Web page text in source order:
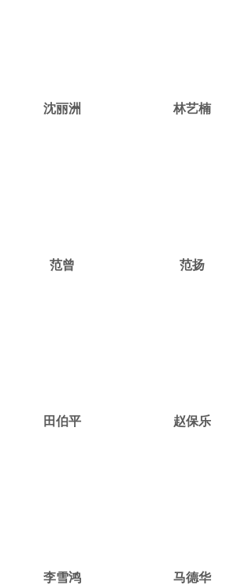
沈丽洲 林艺楠
范曾 范扬
田伯平 赵保乐
李雪鸿 马德华